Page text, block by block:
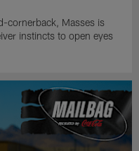
cornerback, Masses is
instincts to open eyes